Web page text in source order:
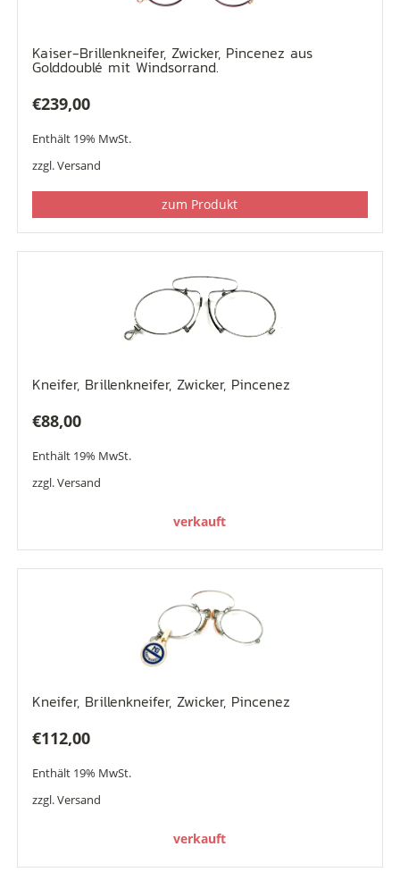
Kaiser-Brillenkneifer, Zwicker, Pincenez aus
Golddoublé mit Windsorrand.
€239,00
Enthält 19% MwSt.
zzgl.Versand
zum Produkt
Kneifer, Brillenkneifer, Zwicker, Pincenez
€88,00
Enthält 19% MwSt.
zzgl.Versand
verkauft
Kneifer, Brillenkneifer, Zwicker, Pincenez
€112,00
Enthält 19% MwSt.
zzgl.Versand
verkauft